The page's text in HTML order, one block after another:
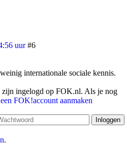
uur #6
internationale sociale kennis.
zijn ingelogd op FOK.nl. Als je nog
een FOK!account aanmaken
.